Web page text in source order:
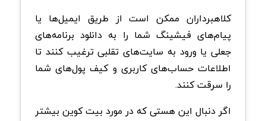
کلاهبرداران ممکن است از طریق ایمیل‌ها یا
پیام‌های فیشینگ شما را به دانلود برنامه‌های
جعلی یا ورود به سایت‌های تقلبی ترغیب کنند تا
اطلاعات حساب‌های کاربری و کیف پول‌های شما
را سرقت کنند.
اگر دنبال این هستی که در مورد بیت کوین بیشتر